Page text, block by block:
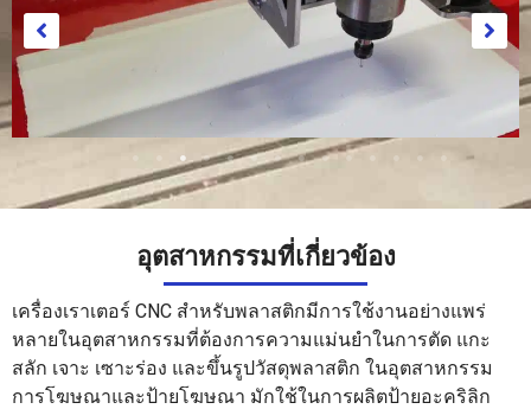
กระดาษ
อุตสาหกรรมที่เกี่ยวข้อง
เครื่องเราเตอร์ CNC สำหรับพลาสติกมีการใช้งานอย่างแพร่
หลายในอุตสาหกรรมที่ต้องการความแม่นยำในการตัด แกะ
สลัก เจาะ เซาะร่อง และขึ้นรูปวัสดุพลาสติก ในอุตสาหกรรม
การโฆษณาและป้ายโฆษณา มักใช้ในการผลิตป้ายอะคริลิก